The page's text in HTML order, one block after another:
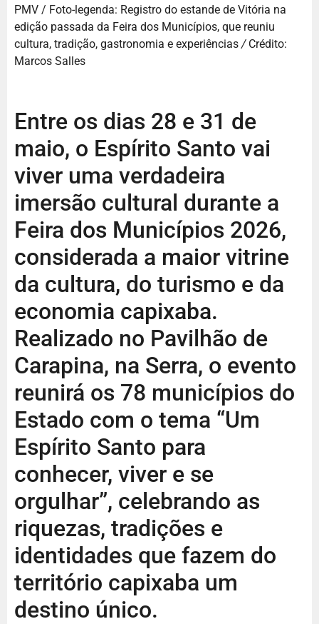
PMV / Foto-legenda: Registro do estande de Vitória na
edição passada da Feira dos Municípios, que reuniu
cultura, tradição, gastronomia e experiências/ Crédito:
Marcos Salles
Entre os dias 28 e 31 de
maio, o Espírito Santo vai
viver uma verdadeira
imersão cultural durante a
Feira dos Municípios 2026,
considerada a maior vitrine
da cultura, do turismo e da
economia capixaba.
Realizado no Pavilhão de
Carapina, na Serra, o evento
reunirá os 78 municípios do
Estado com o tema “Um
Espírito Santo para
conhecer, viver e se
orgulhar”, celebrando as
riquezas, tradições e
identidades que fazem do
território capixaba um
destino único.